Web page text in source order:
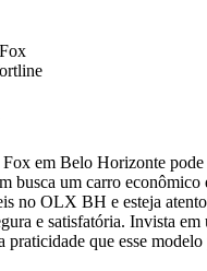
em Belo Horizonte pode
busca um carro
no OLX BH e esteja
e satisfatória. Invista
praticidade que esse